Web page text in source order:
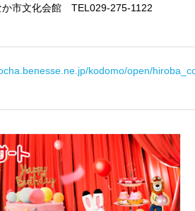
か市文化会館 TEL029-275-1122
kodomo/open/